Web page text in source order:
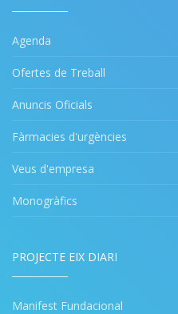
Agenda
Ofertes de Treball
Anuncis Oficials
Fàrmacies d'urgències
Veus d'empresa
Monogràfics
PROJECTE EIX DIARI
Manifest Fundacional